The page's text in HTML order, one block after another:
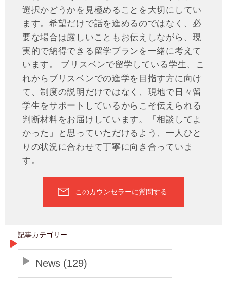
選択かどうかを見極めることを大切にしてい
ます。希望だけで話を進めるのではなく、必
要な場合は厳しいこともお伝えしながら、現
実的で納得できる留学プランを一緒に考えて
います。 ブリスベンで留学している学生、こ
れからブリスベンでの進学を目指す方に向け
て、制度の説明だけではなく、現地で日々留
学生をサポートしているからこそ伝えられる
判断材料をお届けしています。「相談してよ
かった」と思っていただけるよう、一人ひと
りの状況に合わせて丁寧に向き合っていま
す。
このカウンセラーに質問する
記事カテゴリー
News (129)